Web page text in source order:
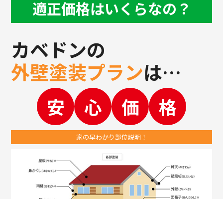
適正価格はいくらなの？
カベドンの
外壁塗装プランは…
安 心 価 格
家の早わかり部位説明！